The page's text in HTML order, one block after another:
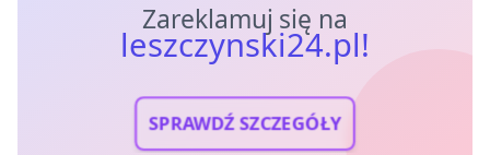
Zareklamuj się na
leszczynski24.pl!
SPRAWDŹ SZCZEGÓŁY